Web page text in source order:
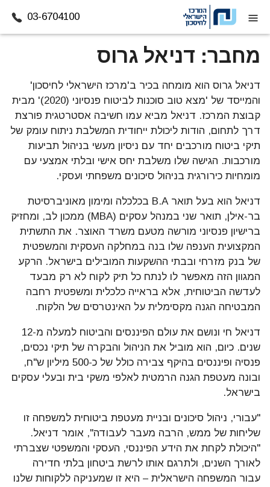
דלג לתוכן
03-6704100
מחבר: דניאל גרוס
דניאל גרוס הוא מומחה בכיר ב'מרכז הישראלי לחיסכון'
והמייסד של 'מצא טוב סוכנות לביטוח פנסיוני (2020)' מבית
קבוצת המרכז. דניאל מביא עמו חשיבה אסטרטגית פורצת
דרך לתחום, הודות ליכולת ייחודית המשלבת ניתוח עומק של
תיקי ביטוח מורכבים יחד עם ניסיון מעשי בניהול תביעות
מורכבות. הגישה שלו משלבת יחס אישי ובלתי אמצעי עם
מומחיות כירורגית בניהול סיכונים משפחתי ועסקי.
דניאל הוא בעל תואר B.A בכלכלה ומימון מאוניברסיטת
בר-אילן, תואר שני במנהל עסקים (MBA) ממכון לב, ומחזיק
ברישיון פנסיוני מורשה מטעם משרד האוצר. את התשתית
המקצועית הענפה שלו בנה במחלקה העסקית והמשפטית
של בנק מזרחי ובבתי ההשקעות המובילים בישראל. הרקע
המגוון הזה מאפשר לו לנתח כל תיק לקוח לא רק מבעד
לעדשה הביטוחית, אלא בראייה כלכלית ומשפטית רחבה
המבטיחה הגנה מקסימלית על האינטרסים של הלקוח.
דניאל חי ונושם את עולם הפיננסים והביטוח למעלה מ-12
שנים. כיום, הוא מוביל את הניהול והבקרה של תיקי נכסים,
פנסיה ופיננסים בהיקף צבירה כולל של כ-500 מיליון ש"ח,
ובונה מעטפת הגנה הרמטית לאלפי משקי בית ובעלי עסקים
בישראל.
"עבורי, ניהול סיכונים ובניית מעטפת ביטוחית למשפחה זו
שליחות של ממש, הרבה מעבר לעבודה", אומר דניאל.
"היכולת לקחת את הידע הפיננסי, העסקי והמשפטי שצברתי
לאורך השנים, ולתרגם אותו לרשת ביטחון בלתי חדירה
עבור המשפחה הישראלית – היא זו שמעניקה ללקוחות שלנו